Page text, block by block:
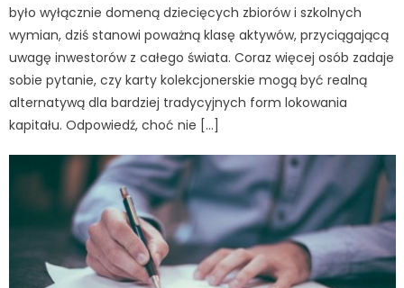
było wyłącznie domeną dziecięcych zbiorów i szkolnych
wymian, dziś stanowi poważną klasę aktywów, przyciągającą
uwagę inwestorów z całego świata. Coraz więcej osób zadaje
sobie pytanie, czy karty kolekcjonerskie mogą być realną
alternatywą dla bardziej tradycyjnych form lokowania
kapitału. Odpowiedź, choć nie […]